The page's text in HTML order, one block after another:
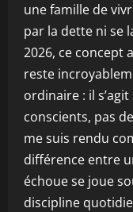
une famille de
par la dette ni se
2026, ce concept
reste
ordinaire : il
conscients, pas
me suis rendu
différence entre
échoue se joue
discipline